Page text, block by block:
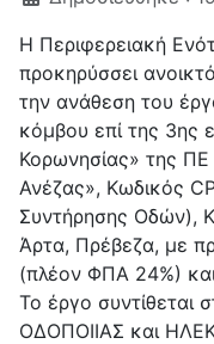
Η Περιφερειακή
προκηρύσσει
την ανάθεση του
κόμβου επί της 3ης
Κορωνησίας» της
Ανέζας», Κωδικός
Συντήρησης Οδών),
Άρτα, Πρέβεζα, με
(πλέον ΦΠΑ 24%)
Το έργο συντίθεται
ΟΔΟΠΟΙΙΑΣ και